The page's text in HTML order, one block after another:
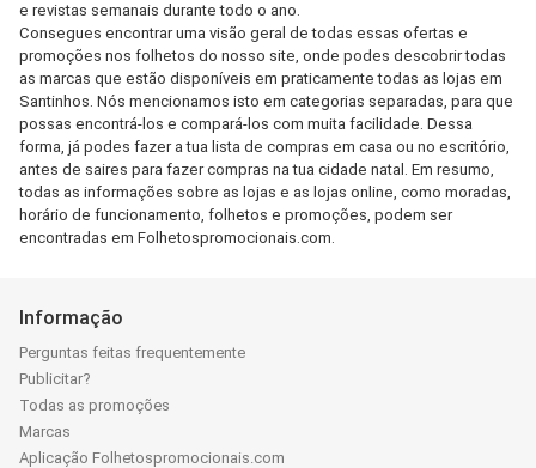
e revistas semanais durante todo o ano.
Consegues encontrar uma visão geral de todas essas ofertas e
promoções nos folhetos do nosso site, onde podes descobrir todas
as marcas que estão disponíveis em praticamente todas as lojas em
Santinhos. Nós mencionamos isto em categorias separadas, para que
possas encontrá-los e compará-los com muita facilidade. Dessa
forma, já podes fazer a tua lista de compras em casa ou no escritório,
antes de saires para fazer compras na tua cidade natal. Em resumo,
todas as informações sobre as lojas e as lojas online, como moradas,
horário de funcionamento, folhetos e promoções, podem ser
encontradas em Folhetospromocionais.com.
Informação
Perguntas feitas frequentemente
Publicitar?
Todas as promoções
Marcas
Aplicação Folhetospromocionais.com